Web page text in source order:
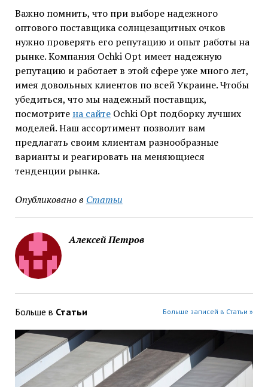
Важно помнить, что при выборе надежного
оптового поставщика солнцезащитных очков
нужно проверять его репутацию и опыт работы на
рынке. Компания Ochki Opt имеет надежную
репутацию и работает в этой сфере уже много лет,
имея довольных клиентов по всей Украине. Чтобы
убедиться, что мы надежный поставщик,
посмотрите на сайтеOchki Opt подборку лучших
моделей. Наш ассортимент позволит вам
предлагать своим клиентам разнообразные
варианты и реагировать на меняющиеся
тенденции рынка.
Опубликовано в Статьи
Алексей Петров
Больше в Статьи Больше записей в Статьи »